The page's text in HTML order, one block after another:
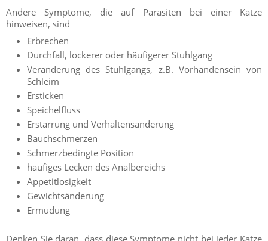
Andere Symptome, die auf Parasiten bei einer Katze
hinweisen, sind
Erbrechen
Durchfall, lockerer oder häufigerer Stuhlgang
Veränderung des Stuhlgangs, z.B. Vorhandensein von
Schleim
Ersticken
Speichelfluss
Erstarrung und Verhaltensänderung
Bauchschmerzen
Schmerzbedingte Position
häufiges Lecken des Analbereichs
Appetitlosigkeit
Gewichtsänderung
Ermüdung